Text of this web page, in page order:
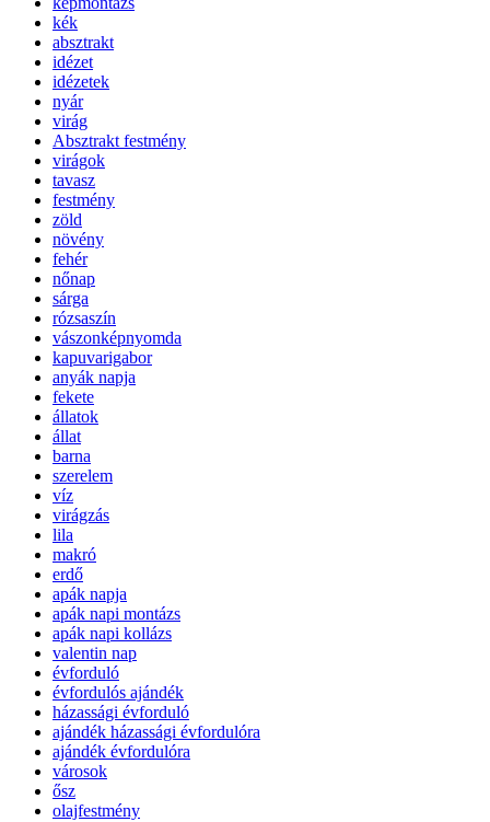
kék
absztrakt
idézet
idézetek
nyár
virág
Absztrakt festmény
virágok
tavasz
festmény
zöld
növény
fehér
nőnap
sárga
rózsaszín
vászonképnyomda
kapuvarigabor
anyák napja
fekete
állatok
állat
barna
szerelem
víz
virágzás
lila
makró
erdő
apák napja
apák napi montázs
apák napi kollázs
valentin nap
évforduló
évfordulós ajándék
házassági évforduló
ajándék házassági évfordulóra
ajándék évfordulóra
városok
ősz
olajfestmény